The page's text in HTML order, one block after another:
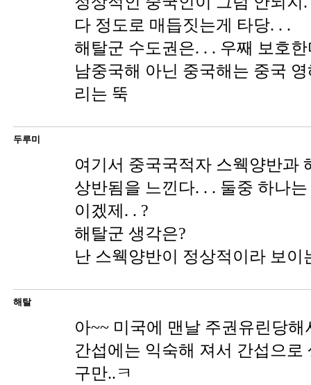
다 정도로 매듭짓는게 타당. . .
해탈군 수도권은. . . 우째 보호
남중국해 아닌 중국해는 중국
리는 뚝
두루미
여기서 중국국적자 스웩양반과
상반됨을 느낀다. . . 둘중 하나
이겠제. . ?
해탈군 생각은?
난 스웩양반이 정상적이라 보이
해탈
아~~ 미국에 맨날 주권유린당해
간섭에는 익숙해 져서 간섭으로
구만..ㅋ